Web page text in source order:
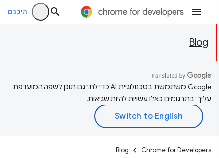
היכנס
Blog
‫Google משתמשת בטכנולוגיית AI כדי לתרגם תוכן לשפה המועדפת
עליך. בתרגומים כאלו עשויות להיות שגיאות.
Chrome for Developers
Blog